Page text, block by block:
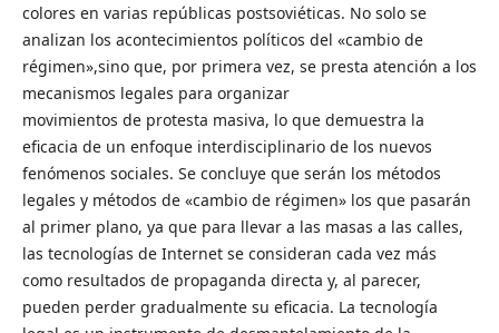
colores en varias repúblicas postsoviéticas. No solo se
analizan los acontecimientos políticos del «cambio de
régimen»,sino que, por primera vez, se presta atención a los
mecanismos legales para organizar
movimientos de protesta masiva, lo que demuestra la
eficacia de un enfoque interdisciplinario de los nuevos
fenómenos sociales. Se concluye que serán los métodos
legales y métodos de «cambio de régimen» los que pasarán
al primer plano, ya que para llevar a las masas a las calles,
las tecnologías de Internet se consideran cada vez más
como resultados de propaganda directa y, al parecer,
pueden perder gradualmente su eficacia. La tecnología